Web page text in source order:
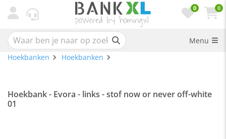
0 0
Menu
Hoekbanken
Hoekbanken
Hoekbank - Evora - links - stof now or never off-white
01